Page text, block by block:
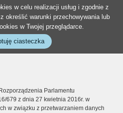
w celu realizacji usług i zgodnie z
określić warunki przechowywania lub
w Twojej przeglądarce.
ciasteczka
Parlamentu
679 z dnia 27 kwietnia 2016r. w
w związku z przetwarzaniem danych